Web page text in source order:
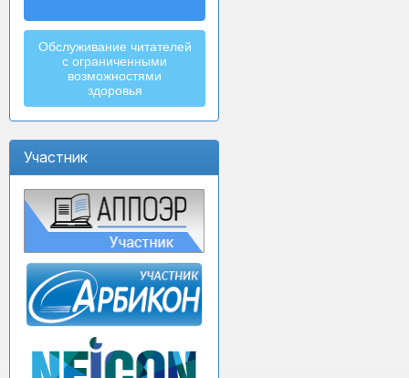
Обслуживание читателей
с ограниченными
возможностями
здоровья
Участник